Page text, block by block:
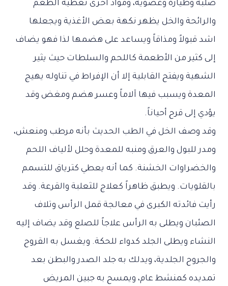
صلبة وطيارة وعضوية، ومواد أخرى تعطيه الطعم
والرائحة والخل يظهر نكهة بعض الأغذية ويجعلها
اشد قبولاً ومذاقاً ويساعد على هضمها لذا فهو يضاف
إلى كثير من الأطعمة كاللحم والسلطات حيث يثير
الشهية ويفتح القابلية إلا أن الإفراط في تناوله يهيج
المعدة ويسبب فيها آلاماً وعسر هضم ومغض وقد
يؤدي إلى قرح أحياناً.
وقد وصف الخل في الطب الحديث بأنه مرطب ومنعش،
ومدر للبول والعرق ومنبه للمعدة وحلل لألياف اللحم
والخضراوات الخشنة. كما أنه يعطي كترياق للتسمم
بالقلويات. ويطبق ظاهراً كعلاج للثعلبة والقرعة. وقد
رأيت فائدته الكبرى في معالجة قمل الرأس وتلاف
الصئبان ويطلى به الرأس علاجاً للصلع وقد يضاف إليه
النشاء ويطلى الجلد كدواء للحكة. ويغسل به القروح
والجروح الجلدية، ويدلك به جلد الصدر والبطن بعد
تمديده كمنشط عام، ويمسح به جبين المريض